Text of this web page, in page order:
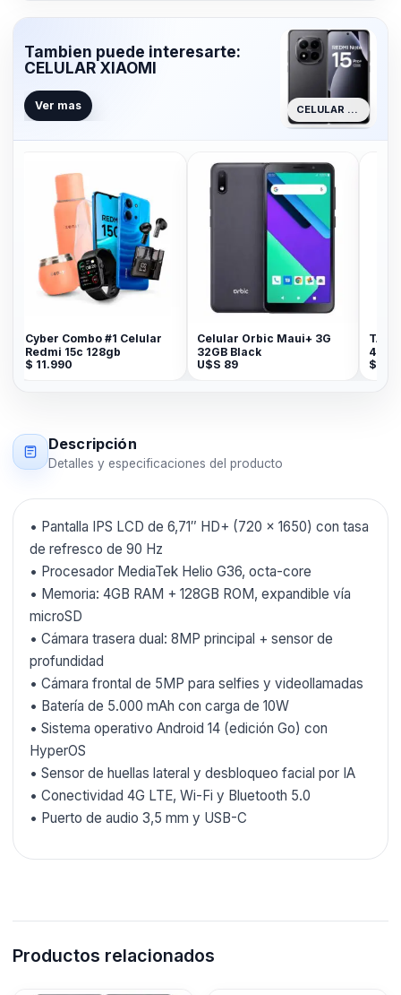
Tambien puede interesarte:
CELULAR XIAOMI
Ver mas CELULAR XIAOMI
Cyber Combo #1 Celular
Redmi 15c 128gb
11.990
Celular Orbic Maui+ 3G
32GB Black
U$S89
4GB
9.490
Descripción
Detalles y especificaciones del producto
• Pantalla IPS LCD de 6,71″ HD+ (720 × 1650) con tasa
de refresco de 90 Hz
• Procesador MediaTek Helio G36, octa-core
• Memoria: 4GB RAM + 128GB ROM, expandible vía
microSD
• Cámara trasera dual: 8MP principal + sensor de
profundidad
• Cámara frontal de 5MP para selfies y videollamadas
• Batería de 5.000 mAh con carga de 10W
• Sistema operativo Android 14 (edición Go) con
HyperOS
• Sensor de huellas lateral y desbloqueo facial por IA
• Conectividad 4G LTE, Wi-Fi y Bluetooth 5.0
• Puerto de audio 3,5 mm y USB-C
Productos relacionados